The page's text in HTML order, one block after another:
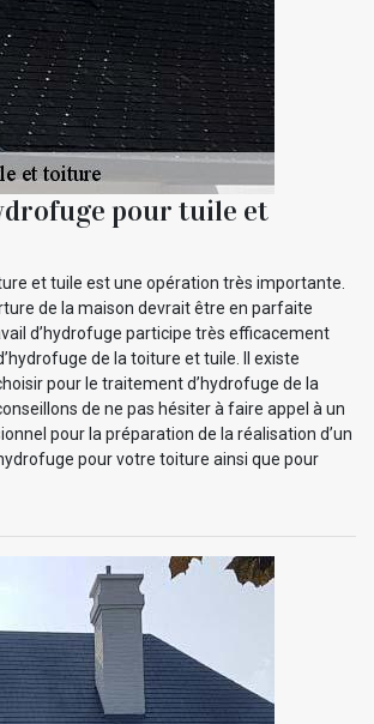
pour tuile et
et tuile est une opération très importante.
de la maison devrait être en parfaite
d’hydrofuge participe très efficacement
de la toiture et tuile. Il existe
pour le traitement d’hydrofuge de la
de ne pas hésiter à faire appel à un
pour la préparation de la réalisation d’un
pour votre toiture ainsi que pour